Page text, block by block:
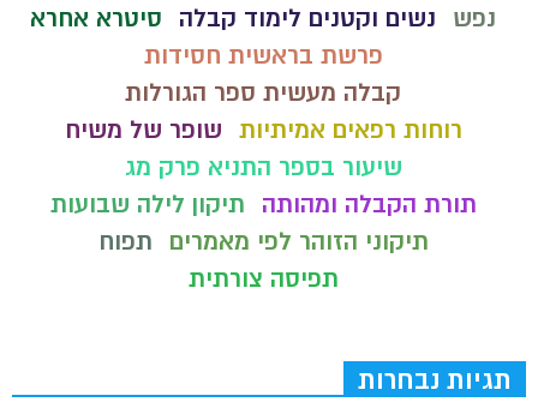
נפש
נשים וקטנים לימוד קבלה
סיטרא אחרא
פרשת בראשית חסידות
קבלה מעשית ספר הגורלות
רוחות רפאים אמיתיות שופר של משיח
שיעור בספר התניא פרק מג
תורת הקבלה ומהותה
תיקון לילה שבועות
תיקוני הזוהר לפי מאמרים
תפוח
תפיסה צורתית
תגיות נבחרות